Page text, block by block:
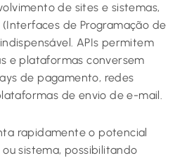
de sites e sistemas,
(Interfaces de Programação de
APIs permitem
e plataformas conversem
de pagamento, redes
de envio de e-mail.
rapidamente o potencial
sistema, possibilitando